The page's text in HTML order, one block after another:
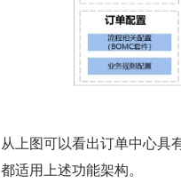
从上图可以看出订单中心具
都适用上述功能架构。